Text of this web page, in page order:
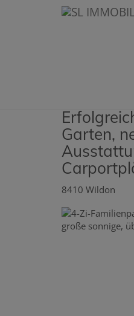
Garten,
8410 Wildon